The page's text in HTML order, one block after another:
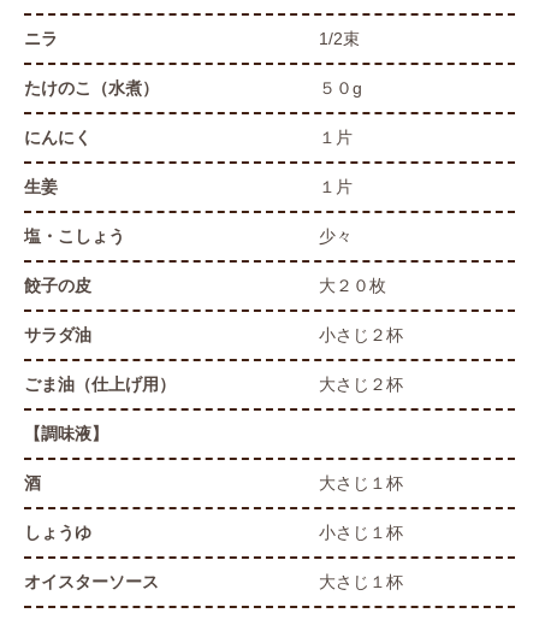
ニラ 1/2束
たけのこ（水煮） ５０g
にんにく １片
生姜 １片
塩・こしょう 少々
餃子の皮 大２０枚
サラダ油 小さじ２杯
ごま油（仕上げ用） 大さじ２杯
【調味液】
酒 大さじ１杯
しょうゆ 小さじ１杯
オイスターソース 大さじ１杯